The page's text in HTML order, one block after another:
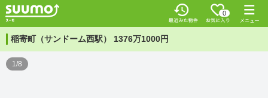
0
稲寄町（サンドーム西駅） 1376万1000円
1/8